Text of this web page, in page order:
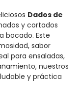
Dados de
y cortados
bocado. Este
sabor
para ensaladas,
nuestros
y práctica